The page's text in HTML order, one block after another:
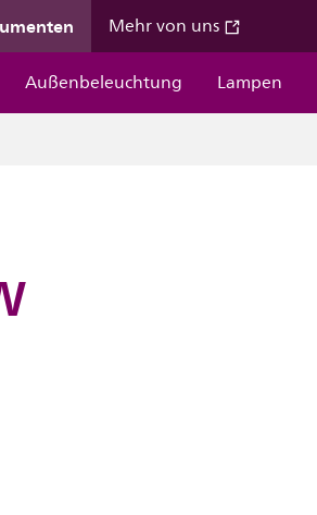
Mehr von uns
Außenbeleuchtung Lampen